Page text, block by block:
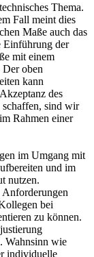
Thema.
Fall meint dies
Maße auch das
Einführung der
mit einem
oben
kann
des
sind wir
Rahmen einer
im Umgang mit
und im
nutzen.
bei
zu können.
Wahnsinn wie
individuelle